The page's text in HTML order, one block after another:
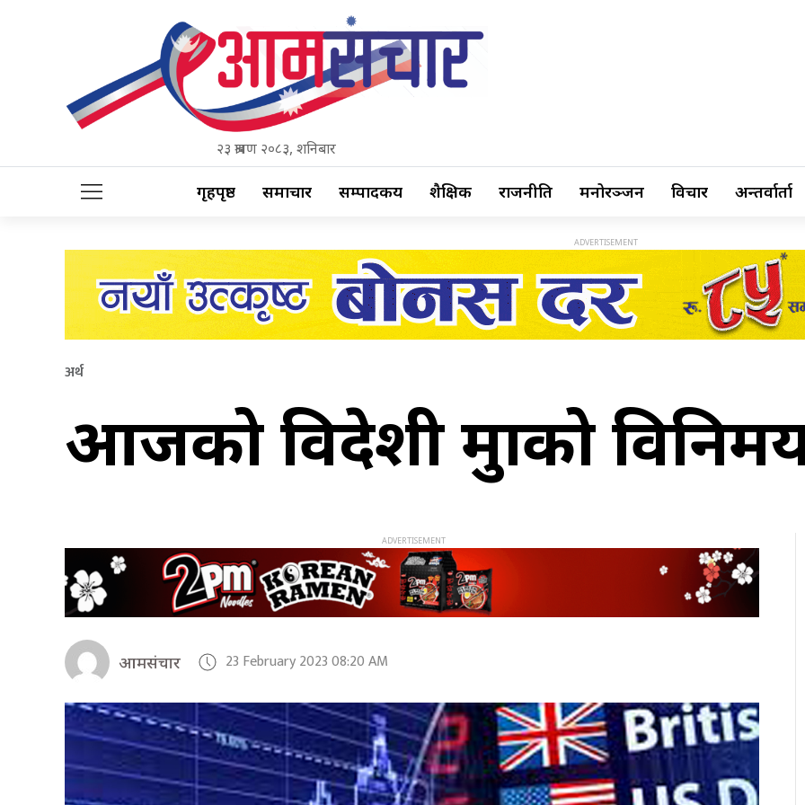
२३ श्रावण २०८३, शनिबार
गृहपृष्ठ समाचार सम्पादकीय शैक्षिक राजनीति मनोरञ्जन विचार अन्तर्वार्ता
अर्थ
आजको विदेशी मुद्राको
आमसंचार 23 February 2023 08:20 AM